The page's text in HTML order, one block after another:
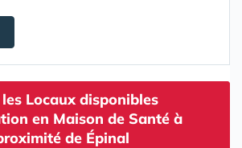
Locaux disponibles
en Maison de Santé à
de Épinal